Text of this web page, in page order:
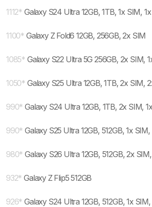
1112* Galaxy S24 Ultra 12GB, 1TB, 1x SIM,
1100* Galaxy Z Fold6 12GB, 256GB, 2x SIM
1085* Galaxy S22 Ultra 5G 256GB, 2x SIM,
1050* Galaxy S25 Ultra 12GB, 1TB, 2x SIM,
990* Galaxy S24 Ultra 12GB, 1TB, 2x SIM,
990* Galaxy S25 Ultra 12GB, 512GB, 1x
980* Galaxy S26 Ultra 12GB, 512GB, 2x
932* Galaxy Z Flip5 512GB
926* Galaxy S24 Ultra 12GB, 512GB, 1x